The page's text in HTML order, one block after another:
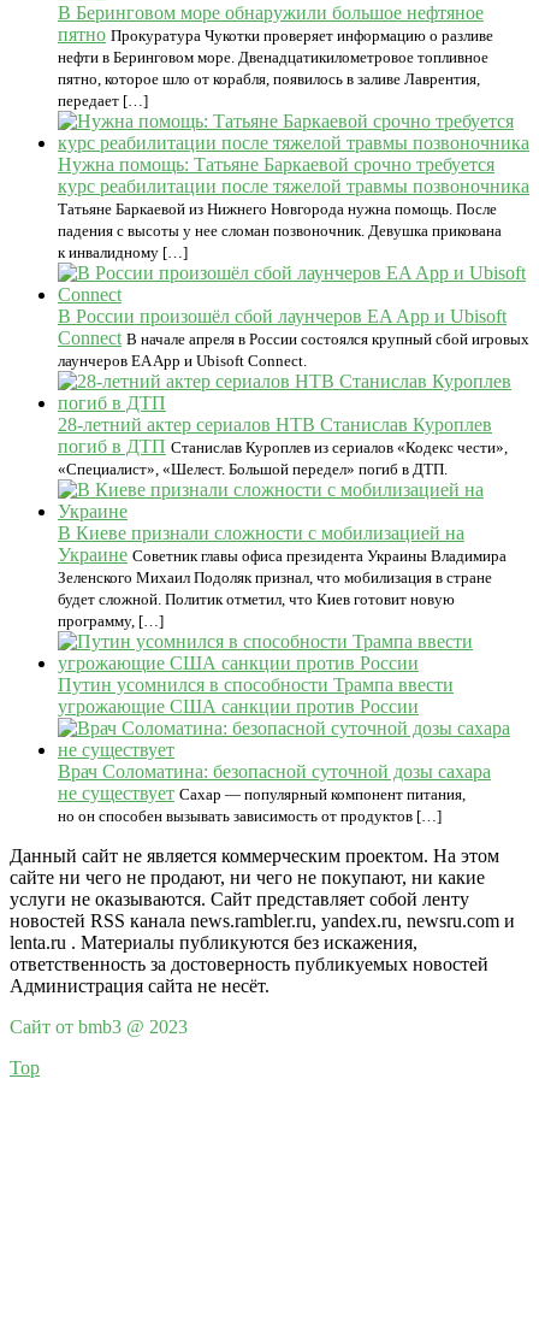
В Беринговом море обнаружили большое нефтяное
пятно Прокуратура Чукотки проверяет информацию о разливе
нефти в Беринговом море. Двенадцатикилометровое топливное
пятно, которое шло от корабля, появилось в заливе Лаврентия,
передает […]
Нужна помощь: Татьяне Баркаевой срочно требуется
курс реабилитации после тяжелой травмы позвоночника
Татьяне Баркаевой из Нижнего Новгорода нужна помощь. После
падения с высоты у нее сломан позвоночник. Девушка прикована
к инвалидному […]
В России произошёл сбой лаунчеров EA App и Ubisoft
Connect В начале апреля в России состоялся крупный сбой игровых
лаунчеров EA App и Ubisoft Connect.
28-летний актер сериалов НТВ Станислав Куроплев
погиб в ДТП Станислав Куроплев из сериалов «Кодекс чести»,
«Специалист», «Шелест. Большой передел» погиб в ДТП.
В Киеве признали сложности с мобилизацией на
Украине Советник главы офиса президента Украины Владимира
Зеленского Михаил Подоляк признал, что мобилизация в стране
будет сложной. Политик отметил, что Киев готовит новую
программу, […]
Путин усомнился в способности Трампа ввести
угрожающие США санкции против России
Врач Соломатина: безопасной суточной дозы сахара
не существует Сахар — популярный компонент питания,
но он способен вызывать зависимость от продуктов […]
Данный сайт не является коммерческим проектом. На этом
сайте ни чего не продают, ни чего не покупают, ни какие
услуги не оказываются. Сайт представляет собой ленту
новостей RSS канала news.rambler.ru, yandex.ru, newsru.com и
lenta.ru . Материалы публикуются без искажения,
ответственность за достоверность публикуемых новостей
Администрация сайта не несёт.
Сайт от bmb3 @ 2023
Top